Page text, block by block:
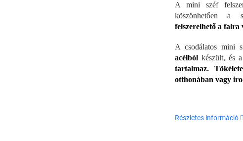
A mini széf
köszönhetően a
felszerelhető a falra
A csodálatos mini
acélból készült, és a
tartalmaz.
otthonában vagy
Részletes információ